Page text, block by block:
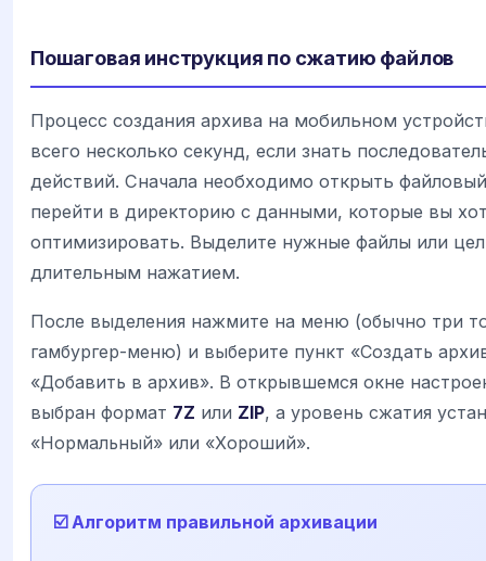
Пошаговая инструкция по сжатию файлов
Процесс создания архива на мобильном
всего несколько секунд, если знать
действий. Сначала необходимо открыть
перейти в директорию с данными, которые вы
оптимизировать. Выделите нужные файлы или
длительным нажатием.
После выделения нажмите на меню (обычно три
гамбургер-меню) и выберите пункт «Создать
«Добавить в архив». В открывшемся окне
выбран формат 7Z или ZIP, а уровень сжатия
«Нормальный» или «Хороший».
☑️ Алгоритм правильной архивации